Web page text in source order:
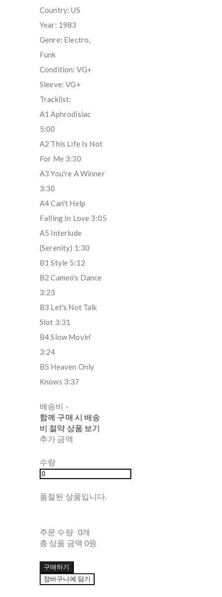
Country: US
Year: 1983
Genre: Electro,
Funk
Condition: VG+
Sleeve: VG+
Tracklist:
A1 Aphrodisiac
5:00
A2 This Life Is Not
For Me 3:30
A3 You're A Winner
3:30
A4 Can't Help
Falling In Love 3:05
A5 Interlude
(Serenity) 1:30
B1 Style 5:12
B2 Cameo's Dance
3:23
B3 Let's Not Talk
Slot 3:31
B4 Slow Movin'
3:24
B5 Heaven Only
Knows 3:37
배송비 -
함께 구매 시 배송
비 절약 상품 보기
추가 금액
수량
품절된 상품입니다.
주문 수량 0개
총 상품 금액 0원
구매하기
장바구니에 담기